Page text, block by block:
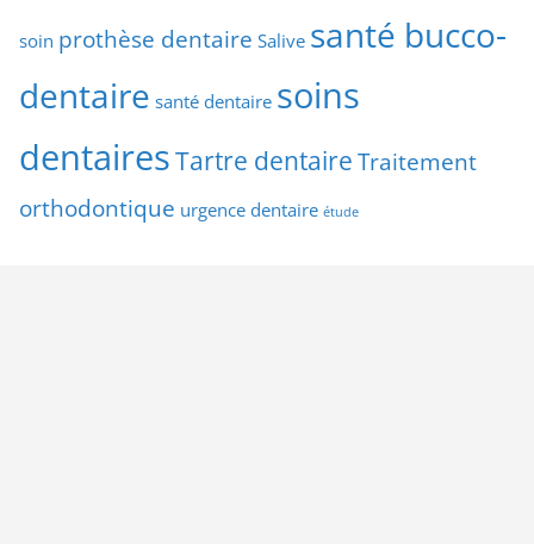
soin prothèse dentaire Salive santé bucco-
dentaire santé dentaire soins
dentairesTartre dentaire Traitement
orthodontique urgence dentaire étude